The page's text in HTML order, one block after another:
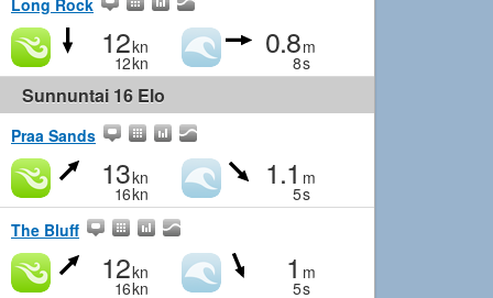
Long Rock
12kn
12kn
0.8m
8s
Sunnuntai 16 Elo
Praa Sands
13kn
16kn
1.1 m
5s
The Bluff
12kn
16kn
1 m
5s